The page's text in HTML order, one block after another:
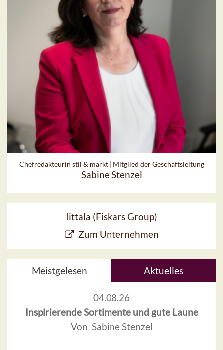
Chefredakteurin stil & markt | Mitglied der Geschäftsleitung
Sabine Stenzel
Iittala (Fiskars Group)
Zum Unternehmen
Meistgelesen Aktuelles
04.08.26
Inspirierende Sortimente und gute Laune
Von Sabine Stenzel